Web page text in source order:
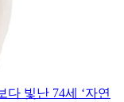
빛난 74세 ‘자연